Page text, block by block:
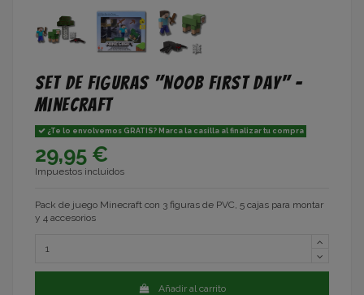
Set de Figuras "Noob First Day" -
Minecraft
¿Te lo envolvemos GRATIS? Marca la casilla al finalizar tu compra
29,95 €
Impuestos incluidos
Pack de juego Minecraft con 3 figuras de PVC, 5 cajas para montar
y 4 accesorios
Añadir al carrito